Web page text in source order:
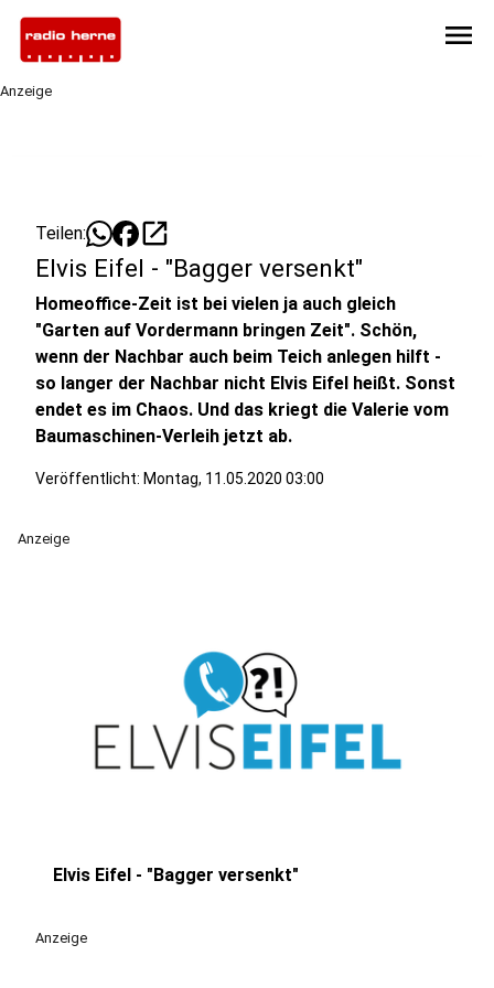
menu
Anzeige
Teilen: open_in_new
Elvis Eifel - "Bagger versenkt"
Homeoffice-Zeit ist bei vielen ja auch gleich
"Garten auf Vordermann bringen Zeit". Schön,
wenn der Nachbar auch beim Teich anlegen hilft -
so langer der Nachbar nicht Elvis Eifel heißt. Sonst
endet es im Chaos. Und das kriegt die Valerie vom
Baumaschinen-Verleih jetzt ab.
Veröffentlicht: Montag, 11.05.2020 03:00
Anzeige
Elvis Eifel - "Bagger versenkt"
Anzeige